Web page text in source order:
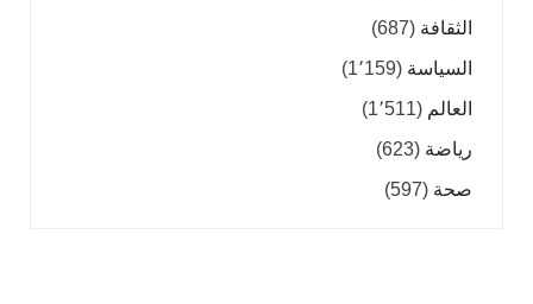
الثقافة (687)
السياسة (1٬159)
العالم (1٬511)
رياضة (623)
صحة (597)